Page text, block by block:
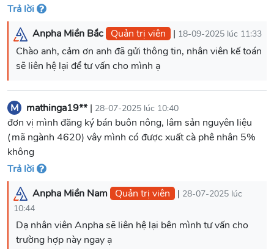
Trả lời
Anpha Miền Bắc Quản trị viên | 18-09-2025 lúc 11:33
Chào anh, cảm ơn anh đã gửi thông tin, nhân viên kế toán
sẽ liên hệ lại để tư vấn cho mình ạ
M mathinga19**| 28-07-2025 lúc 10:40
đơn vị mình đăng ký bán buôn nông, lâm sản nguyên liệu
(mã ngành 4620) vây mình có được xuất cà phê nhân 5%
không
Trả lời
Anpha Miền Nam Quản trị viên | 28-07-2025 lúc
10:44
Dạ nhân viên Anpha sẽ liên hệ lại bên mình tư vấn cho